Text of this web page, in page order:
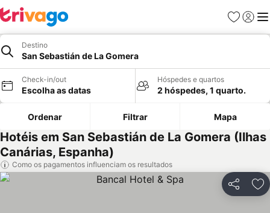
Favoritos
Iniciar
Destino
San Sebastián de La Gomera
Check-in/out
Escolha as datas
Hóspedes e quartos
2 hóspedes, 1 quarto.
Ordenar Filtrar Mapa
Hotéis em San Sebastián de La Gomera (Ilhas
Canárias, Espanha)
Como os pagamentos influenciam os resultados
Partilhar